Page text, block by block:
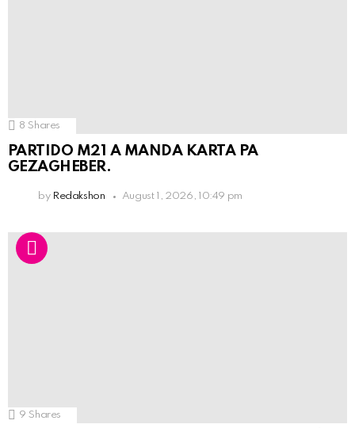
8 Shares
PARTIDO M21 A MANDA KARTA PA
GEZAGHEBER.
by Redakshon August 1, 2026, 10:49 pm
9 Shares